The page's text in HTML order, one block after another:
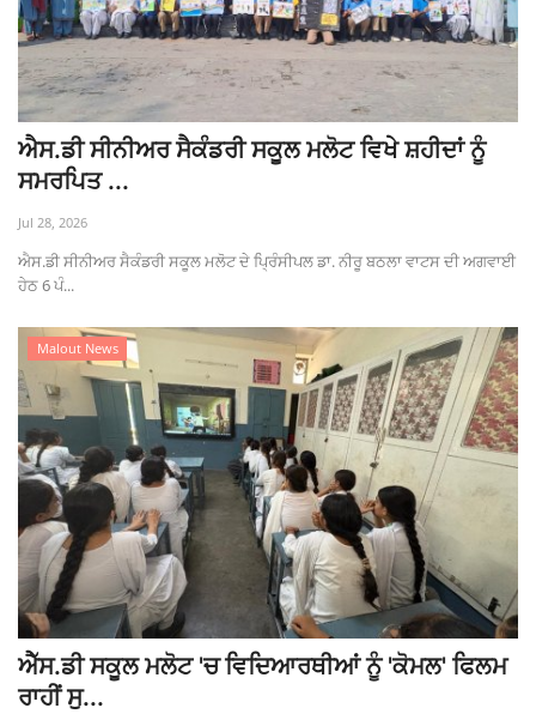
Life & Style
Important
Contact Us
ਐਸ.ਡੀ ਸੀਨੀਅਰ ਸੈਕੰਡਰੀ ਸਕੂਲ ਮਲੋਟ ਵਿਖੇ ਸ਼ਹੀਦਾਂ ਨੂੰ
ਸਮਰਪਿਤ ...
Jul 28, 2026
ਐਸ.ਡੀ ਸੀਨੀਅਰ ਸੈਕੰਡਰੀ ਸਕੂਲ ਮਲੋਟ ਦੇ ਪ੍ਰਿੰਸੀਪਲ ਡਾ. ਨੀਰੂ ਬਠਲਾ ਵਾਟਸ ਦੀ ਅਗਵਾਈ
ਹੇਠ 6 ਪੰ...
Malout News
ਐੱਸ.ਡੀ ਸਕੂਲ ਮਲੋਟ 'ਚ ਵਿਦਿਆਰਥੀਆਂ ਨੂੰ 'ਕੋਮਲ' ਫਿਲਮ
ਰਾਹੀਂ ਸੁ...